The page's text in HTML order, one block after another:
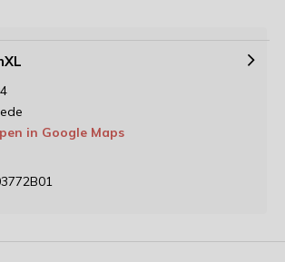
in Google Maps